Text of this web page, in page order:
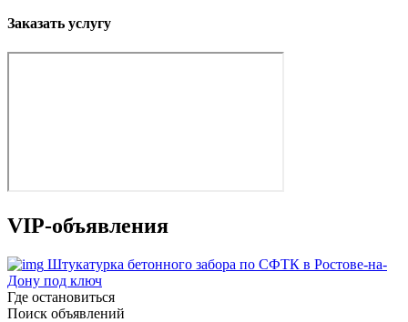
Заказать услугу
VIP-объявления
Штукатурка бетонного забора по СФТК в Ростове-на-
Дону под ключ
Где остановиться
Поиск объявлений